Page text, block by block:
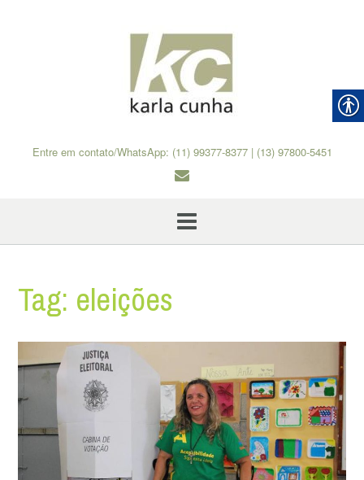
Entre em contato/WhatsApp: (11) 99377-8377 | (13) 97800-5451
Tag: eleições